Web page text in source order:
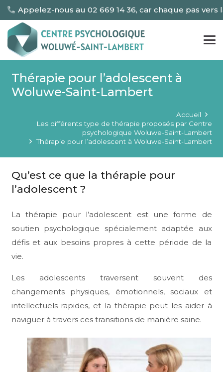
Appelez-nous au 02 669 14 36, car chaque pas
Thérapie pour l’adolescent à
Woluwe-Saint-Lambert
Accueil
Les différents type de thérapie proposés par Centre
psychologique Woluwe-Saint-Lambert
Thérapie pour l’adolescent à Woluwe-Saint-Lambert
Qu’est ce que la thérapie pour
l’adolescent ?
La thérapie pour l’adolescent est une forme de
soutien psychologique spécialement adaptée aux
défis et aux besoins propres à cette période de la
vie.
Les adolescents traversent souvent des
changements physiques, émotionnels, sociaux et
intellectuels rapides, et la thérapie peut les aider à
naviguer à travers ces transitions de manière saine.